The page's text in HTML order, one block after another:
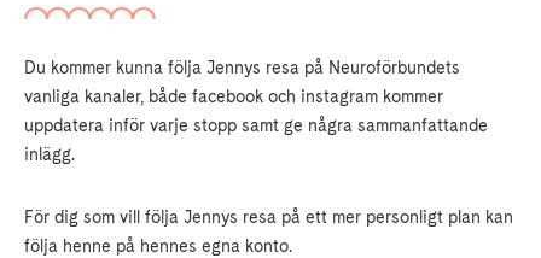
Du kommer kunna följa Jennys resa på Neuroförbundets
vanliga kanaler, både facebook och instagram kommer
uppdatera inför varje stopp samt ge några sammanfattande
inlägg.
För dig som vill följa Jennys resa på ett mer personligt plan kan
följa henne på hennes egna konto.